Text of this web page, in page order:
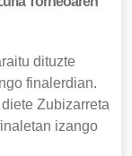
dituzte
finalerdian.
Zubizarreta
izango